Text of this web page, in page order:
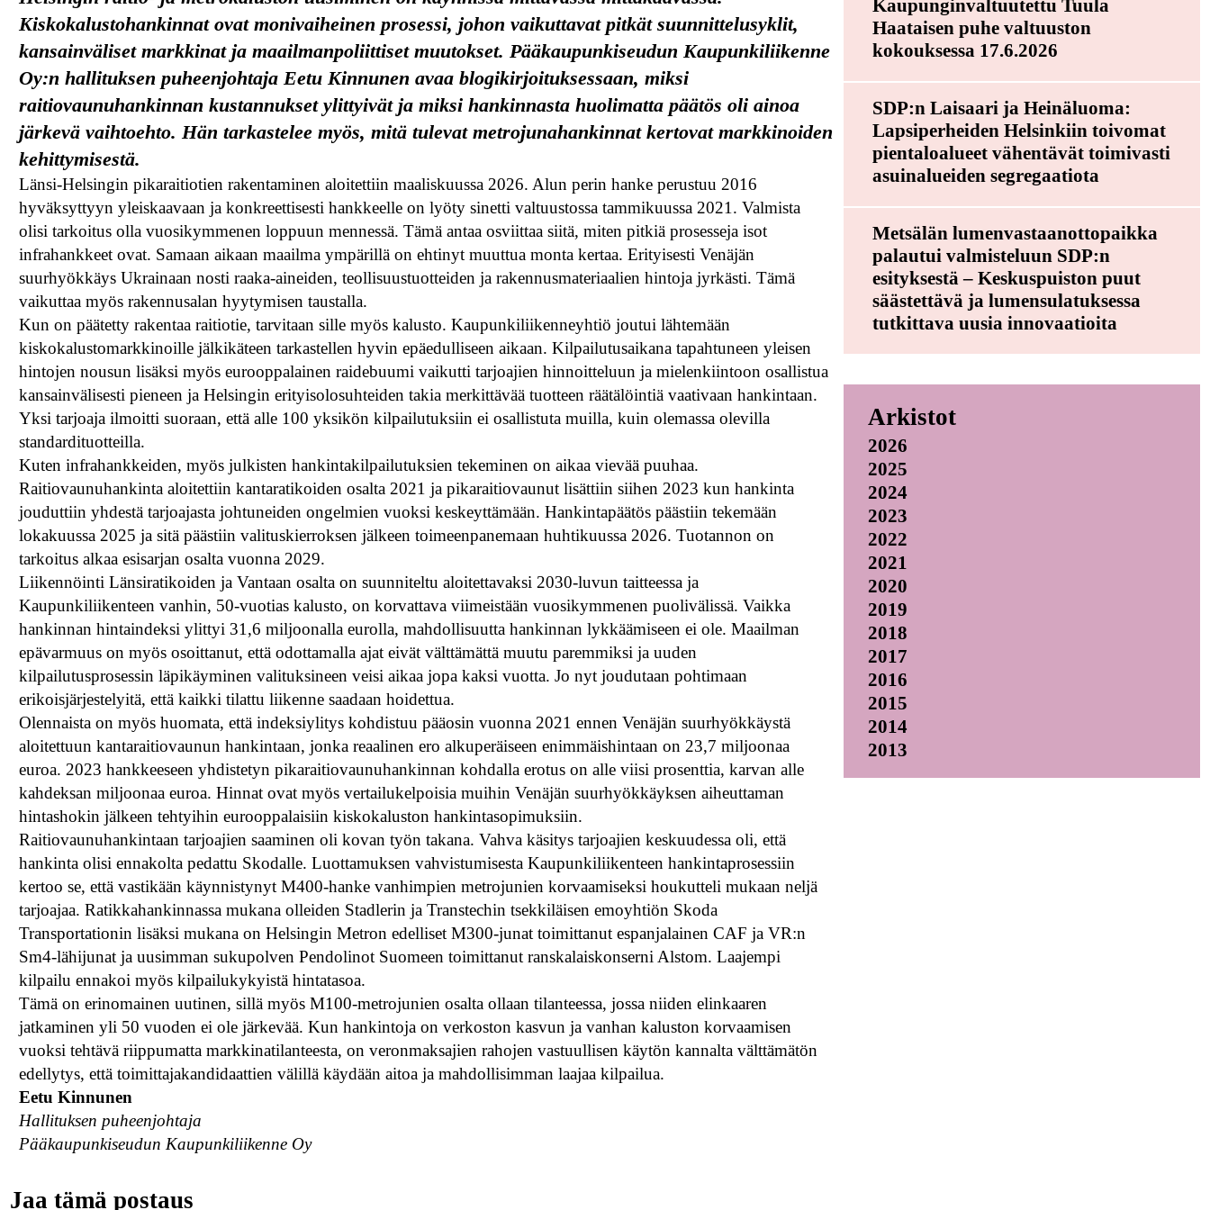
Kiskokalustohankinnat ovat monivaiheinen prosessi, johon vaikuttavat pitkät suunnittelusyklit,
kansainväliset markkinat ja maailmanpoliittiset muutokset. Pääkaupunkiseudun Kaupunkiliikenne
Oy:n hallituksen puheenjohtaja Eetu Kinnunen avaa blogikirjoituksessaan, miksi
raitiovaunuhankinnan kustannukset ylittyivät ja miksi hankinnasta huolimatta päätös oli ainoa
järkevä vaihtoehto. Hän tarkastelee myös, mitä tulevat metrojunahankinnat kertovat markkinoiden
kehittymisestä.
Länsi-Helsingin pikaraitiotien rakentaminen aloitettiin maaliskuussa 2026. Alun perin hanke perustuu 2016
hyväksyttyyn yleiskaavaan ja konkreettisesti hankkeelle on lyöty sinetti valtuustossa tammikuussa 2021. Valmista
olisi tarkoitus olla vuosikymmenen loppuun mennessä. Tämä antaa osviittaa siitä, miten pitkiä prosesseja isot
infrahankkeet ovat. Samaan aikaan maailma ympärillä on ehtinyt muuttua monta kertaa. Erityisesti Venäjän
suurhyökkäys Ukrainaan nosti raaka-aineiden, teollisuustuotteiden ja rakennusmateriaalien hintoja jyrkästi. Tämä
vaikuttaa myös rakennusalan hyytymisen taustalla.
Kun on päätetty rakentaa raitiotie, tarvitaan sille myös kalusto. Kaupunkiliikenneyhtiö joutui lähtemään
kiskokalustomarkkinoille jälkikäteen tarkastellen hyvin epäedulliseen aikaan. Kilpailutusaikana tapahtuneen yleisen
hintojen nousun lisäksi myös eurooppalainen raidebuumi vaikutti tarjoajien hinnoitteluun ja mielenkiintoon osallistua
kansainvälisesti pieneen ja Helsingin erityisolosuhteiden takia merkittävää tuotteen räätälöintiä vaativaan hankintaan.
Yksi tarjoaja ilmoitti suoraan, että alle 100 yksikön kilpailutuksiin ei osallistuta muilla, kuin olemassa olevilla
standardituotteilla.
Kuten infrahankkeiden, myös julkisten hankintakilpailutuksien tekeminen on aikaa vievää puuhaa.
Raitiovaunuhankinta aloitettiin kantaratikoiden osalta 2021 ja pikaraitiovaunut lisättiin siihen 2023 kun hankinta
jouduttiin yhdestä tarjoajasta johtuneiden ongelmien vuoksi keskeyttämään. Hankintapäätös päästiin tekemään
lokakuussa 2025 ja sitä päästiin valituskierroksen jälkeen toimeenpanemaan huhtikuussa 2026. Tuotannon on
tarkoitus alkaa esisarjan osalta vuonna 2029.
Liikennöinti Länsiratikoiden ja Vantaan osalta on suunniteltu aloitettavaksi 2030-luvun taitteessa ja
Kaupunkiliikenteen vanhin, 50-vuotias kalusto, on korvattava viimeistään vuosikymmenen puolivälissä. Vaikka
hankinnan hintaindeksi ylittyi 31,6 miljoonalla eurolla, mahdollisuutta hankinnan lykkäämiseen ei ole. Maailman
epävarmuus on myös osoittanut, että odottamalla ajat eivät välttämättä muutu paremmiksi ja uuden
kilpailutusprosessin läpikäyminen valituksineen veisi aikaa jopa kaksi vuotta. Jo nyt joudutaan pohtimaan
erikoisjärjestelyitä, että kaikki tilattu liikenne saadaan hoidettua.
Olennaista on myös huomata, että indeksiylitys kohdistuu pääosin vuonna 2021 ennen Venäjän suurhyökkäystä
aloitettuun kantaraitiovaunun hankintaan, jonka reaalinen ero alkuperäiseen enimmäishintaan on 23,7 miljoonaa
euroa. 2023 hankkeeseen yhdistetyn pikaraitiovaunuhankinnan kohdalla erotus on alle viisi prosenttia, karvan alle
kahdeksan miljoonaa euroa. Hinnat ovat myös vertailukelpoisia muihin Venäjän suurhyökkäyksen aiheuttaman
hintashokin jälkeen tehtyihin eurooppalaisiin kiskokaluston hankintasopimuksiin.
Raitiovaunuhankintaan tarjoajien saaminen oli kovan työn takana. Vahva käsitys tarjoajien keskuudessa oli, että
hankinta olisi ennakolta pedattu Skodalle. Luottamuksen vahvistumisesta Kaupunkiliikenteen hankintaprosessiin
kertoo se, että vastikään käynnistynyt M400-hanke vanhimpien metrojunien korvaamiseksi houkutteli mukaan neljä
tarjoajaa. Ratikkahankinnassa mukana olleiden Stadlerin ja Transtechin tsekkiläisen emoyhtiön Skoda
Transportationin lisäksi mukana on Helsingin Metron edelliset M300-junat toimittanut espanjalainen CAF ja VR:n
Sm4-lähijunat ja uusimman sukupolven Pendolinot Suomeen toimittanut ranskalaiskonserni Alstom. Laajempi
kilpailu ennakoi myös kilpailukykyistä hintatasoa.
Tämä on erinomainen uutinen, sillä myös M100-metrojunien osalta ollaan tilanteessa, jossa niiden elinkaaren
jatkaminen yli 50 vuoden ei ole järkevää. Kun hankintoja on verkoston kasvun ja vanhan kaluston korvaamisen
vuoksi tehtävä riippumatta markkinatilanteesta, on veronmaksajien rahojen vastuullisen käytön kannalta välttämätön
edellytys, että toimittajakandidaattien välillä käydään aitoa ja mahdollisimman laajaa kilpailua.
Eetu Kinnunen
Hallituksen puheenjohtaja
Pääkaupunkiseudun Kaupunkiliikenne Oy
Jaa tämä postaus
Kaupunginvaltuutettu Tuula
Haataisen puhe valtuuston
kokouksessa 17.6.2026
SDP:n Laisaari ja Heinäluoma:
Lapsiperheiden Helsinkiin toivomat
pientaloalueet vähentävät toimivasti
asuinalueiden segregaatiota
Metsälän lumenvastaanottopaikka
palautui valmisteluun SDP:n
esityksestä – Keskuspuiston puut
säästettävä ja lumensulatuksessa
tutkittava uusia innovaatioita
Arkistot
2026
2025
2024
2023
2022
2021
2020
2019
2018
2017
2016
2015
2014
2013